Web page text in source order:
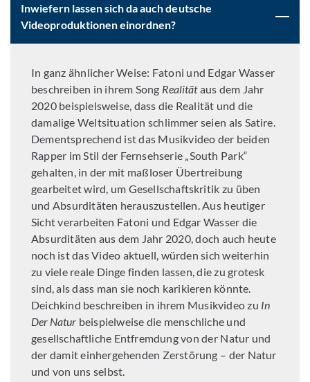
Inwiefern lassen sich da auch deutsche
Videoproduktionen einordnen?
In ganz ähnlicher Weise: Fatoni und Edgar Wasser
beschreiben in ihrem Song Realitätaus dem Jahr
2020 beispielsweise, dass die Realität und die
damalige Weltsituation schlimmer seien als Satire.
Dementsprechend ist das Musikvideo der beiden
Rapper im Stil der Fernsehserie „South Park“
gehalten, in der mit maßloser Übertreibung
gearbeitet wird, um Gesellschaftskritik zu üben
und Absurditäten herauszustellen. Aus heutiger
Sicht verarbeiten Fatoni und Edgar Wasser die
Absurditäten aus dem Jahr 2020, doch auch heute
noch ist das Video aktuell, würden sich weiterhin
zu viele reale Dinge finden lassen, die zu grotesk
sind, als dass man sie noch karikieren könnte.
Deichkind beschreiben in ihrem Musikvideo zu In
Der Natur beispielweise die menschliche und
gesellschaftliche Entfremdung von der Natur und
der damit einhergehenden Zerstörung – der Natur
und von uns selbst.